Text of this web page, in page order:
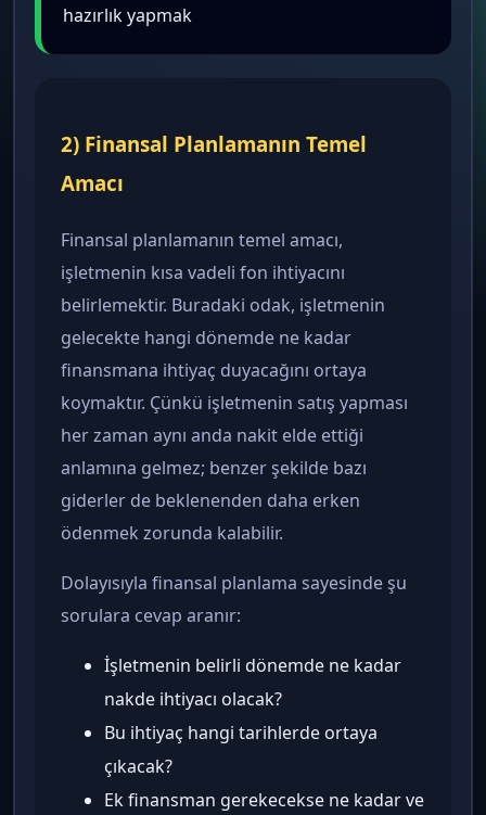
hazırlık yapmak
2) Finansal Planlamanın Temel
Amacı
Finansal planlamanın temel amacı,
işletmenin kısa vadeli fon ihtiyacını
belirlemektir. Buradaki odak, işletmenin
gelecekte hangi dönemde ne kadar
finansmana ihtiyaç duyacağını ortaya
koymaktır. Çünkü işletmenin satış yapması
her zaman aynı anda nakit elde ettiği
anlamına gelmez; benzer şekilde bazı
giderler de beklenenden daha erken
ödenmek zorunda kalabilir.
Dolayısıyla finansal planlama sayesinde şu
sorulara cevap aranır:
İşletmenin belirli dönemde ne kadar
nakde ihtiyacı olacak?
Bu ihtiyaç hangi tarihlerde ortaya
çıkacak?
Ek finansman gerekecekse ne kadar ve